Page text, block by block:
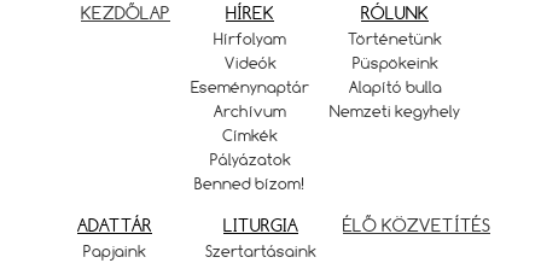
KEZDŐLAP HÍREK
Hírfolyam
Videók
Eseménynaptár
Archívum
Címkék
Pályázatok
Benned bízom!
RÓLUNK
Történetünk
Püspökeink
Alapító bulla
Nemzeti kegyhely
ADATTÁR
Papjaink
LITURGIA
Szertartásaink
ÉLŐ KÖZVETÍTÉS